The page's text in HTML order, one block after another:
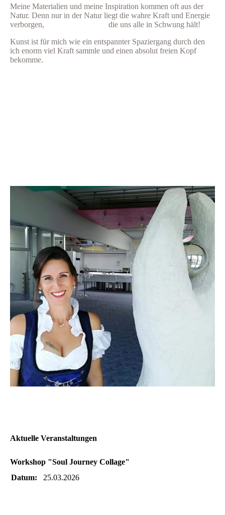
Meine Materialien und meine Inspiration kommen oft aus der
Natur. Denn nur in der Natur liegt die wahre Kraft und Energie
verborgen, die uns alle in Schwung hält!
Kunst ist für mich wie ein entspannter Spaziergang durch den
ich enorm viel Kraft sammle und einen absolut freien Kopf
bekomme.
Aktuelle Veranstaltungen
Workshop "Soul Journey Collage"
Datum:
25.03.2026